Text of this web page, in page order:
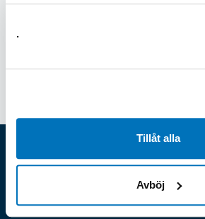
.
Tillåt alla
Avböj
Senast uppdaterad: 2021-09-17
Konsumenternas
Energimarknadsbyrå